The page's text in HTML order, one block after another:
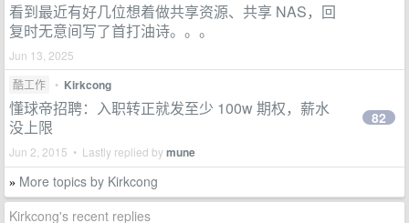
看到最近有好几位想着做共享资源、共享 NAS，回
复时无意间写了首打油诗。。。
Jun 13, 2025
酷工作
• Kirkcong
懂球帝招聘：入职转正就发至少 100w 期权，薪水
没上限
Jun 2, 2015 • Lastly replied bymune
82
» More topics by Kirkcong
Kirkcong's recent replies